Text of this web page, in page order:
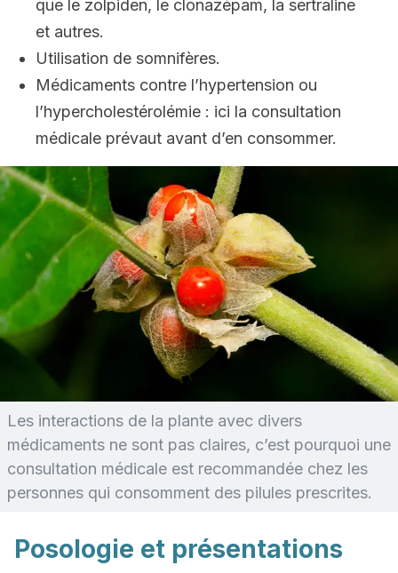
que le zolpiden, le clonazépam, la sertraline
et autres.
Utilisation de somnifères.
Médicaments contre l’hypertension ou
l’hypercholestérolémie : ici la consultation
médicale prévaut avant d’en consommer.
Les interactions de la plante avec divers
médicaments ne sont pas claires, c’est pourquoi une
consultation médicale est recommandée chez les
personnes qui consomment des pilules prescrites.
Posologie et présentations